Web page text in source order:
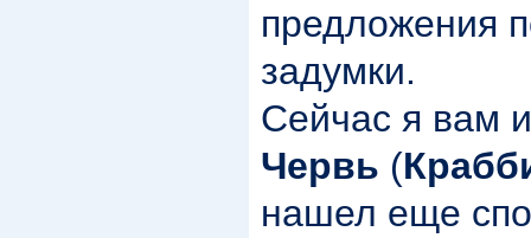
предложения
задумки.
Сейчас я вам
Червь (
нашел еще